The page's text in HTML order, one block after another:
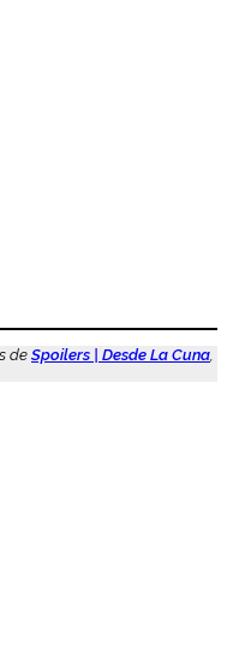
de Spoilers | Desde La Cuna,